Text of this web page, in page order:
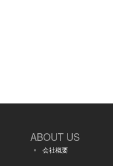
ABOUT US
会社概要